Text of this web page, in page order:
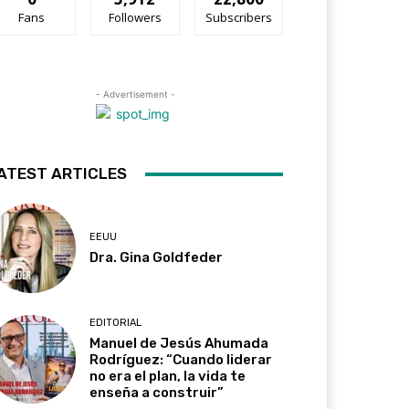
Fans Followers Subscribers
- Advertisement -
ARTICLES
EEUU
Dra. Gina Goldfeder
EDITORIAL
Manuel de Jesús Ahumada
Rodríguez: “Cuando liderar
no era el plan, la vida te
enseña a construir”